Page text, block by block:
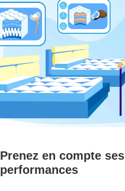
Prenez en compte ses
performances